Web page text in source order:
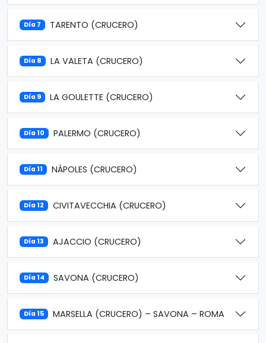
Día 7 TARENTO (CRUCERO)
Día 8 LA VALETA (CRUCERO)
Día 9 LA GOULETTE (CRUCERO)
Día 10 PALERMO (CRUCERO)
Día 11 NÁPOLES (CRUCERO)
Día 12 CIVITAVECCHIA (CRUCERO)
Día 13 AJACCIO (CRUCERO)
Día 14 SAVONA (CRUCERO)
Día 15 MARSELLA (CRUCERO) – SAVONA – ROMA